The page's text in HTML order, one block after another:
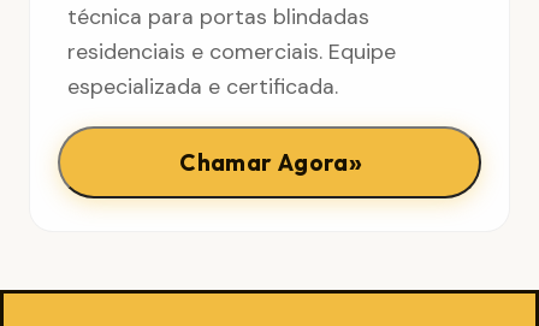
técnica para portas blindadas
residenciais e comerciais. Equipe
especializada e certificada.
Chamar Agora»